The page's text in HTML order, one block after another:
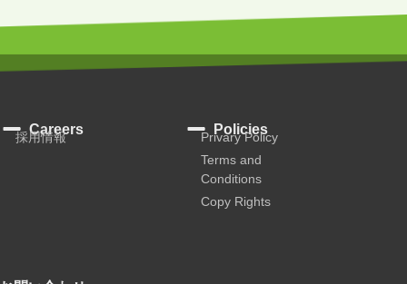
Careers
採用情報 Policies
Privary Policy
Terms and
Conditions
Copy Rights